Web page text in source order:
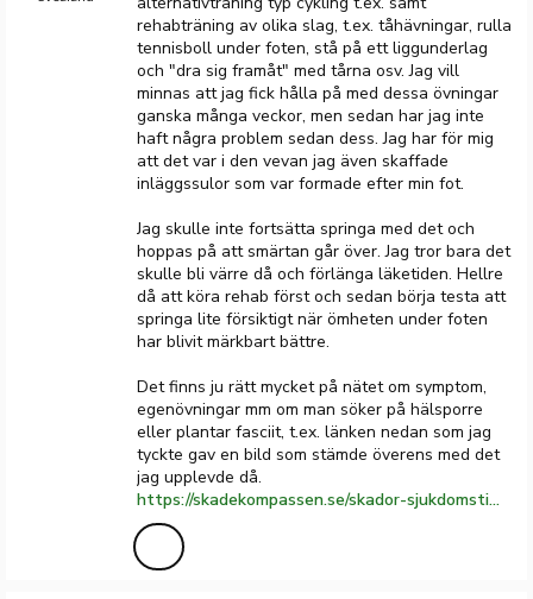
rehabträning av olika slag, t.ex. tåhävningar, rulla
tennisboll under foten, stå på ett liggunderlag
och "dra sig framåt" med tårna osv. Jag vill
minnas att jag fick hålla på med dessa övningar
ganska många veckor, men sedan har jag inte
haft några problem sedan dess. Jag har för mig
att det var i den vevan jag även skaffade
inläggssulor som var formade efter min fot.
Jag skulle inte fortsätta springa med det och
hoppas på att smärtan går över. Jag tror bara det
skulle bli värre då och förlänga läketiden. Hellre
då att köra rehab först och sedan börja testa att
springa lite försiktigt när ömheten under foten
har blivit märkbart bättre.
Det finns ju rätt mycket på nätet om symptom,
egenövningar mm om man söker på hälsporre
eller plantar fasciit, t.ex. länken nedan som jag
tyckte gav en bild som stämde överens med det
jag upplevde då.
https://skadekompassen.se/skador-sjukdomstillstand/halsporre-plantar-fasciit/